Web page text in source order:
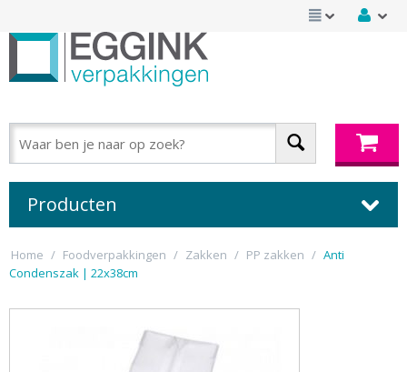
Producten
Home / Foodverpakkingen / Zakken / PP zakken / Anti
Condenszak | 22x38cm